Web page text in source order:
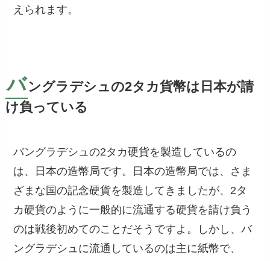
えられます。
バングラデシュの2タカ貨幣は日本が請
け負っている
バングラデシュの2タカ硬貨を製造しているの
は、日本の造幣局です。日本の造幣局では、さま
ざまな国の記念硬貨を製造してきましたが、2タ
カ硬貨のように一般的に流通する硬貨を請け負う
のは戦後初めてのことだそうですよ。しかし、バ
ングラデシュに流通しているのは主に紙幣で、